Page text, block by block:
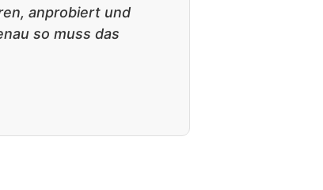
anprobiert und
so muss das